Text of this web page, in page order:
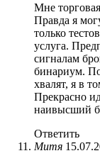
Мне
Правда я
только
услуга.
сигналам
бинариум.
хвалят, я в
Прекрасно
наивысший
Ответить
Митя